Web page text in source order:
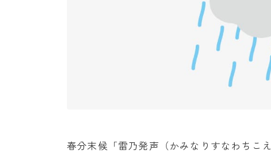
春分末候「雷乃発声（かみなりすなわちこ